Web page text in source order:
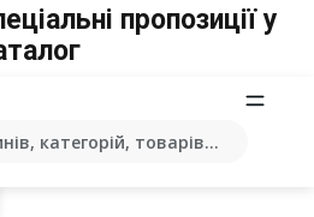
категорій, товарів...
пропозиції у